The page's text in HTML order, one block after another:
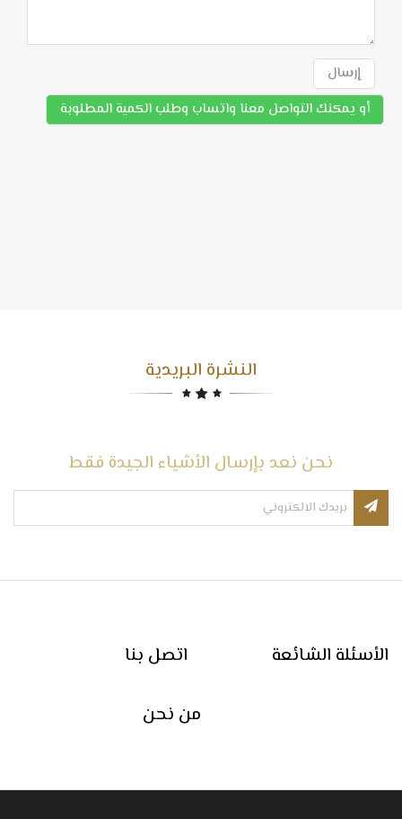
إرسال
أو يمكنك التواصل معنا واتساب وطلب الكمية المطلوبة
النشرة البريدية
نحن نعد بإرسال الأشياء الجيدة فقط
اتصل بنا الأسئلة الشائعة
من نحن